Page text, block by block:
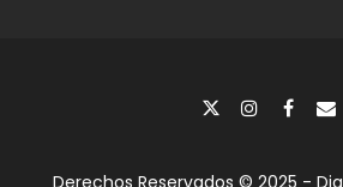
Derechos Reservados © 2025 -